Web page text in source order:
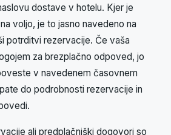
dostave v hotelu. Kjer je
voljo, je to jasno navedeno na
potrditvi rezervacije. Če vaša
za brezplačno odpoved, jo
v navedenem časovnem
do podrobnosti rezervacije in
ali predplačniški dogovori so